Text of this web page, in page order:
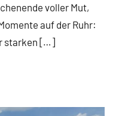
voller Mut,
auf der Ruhr:
starken […]